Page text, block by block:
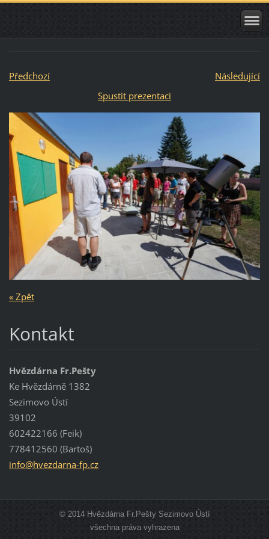
Předchozí
Následující
Spustit prezentaci
« Zpět
Kontakt
Hvězdárna Fr.Pešty
Ke Hvězdárně 1382
Sezimovo Ústí
39102
602422166 (Feik)
778412560 (Bartoš)
info@hvezdarna-fp.cz
© 2014 Hvězdárna Fr.Pešty Sezimovo Ústí
všechna práva vyhrazena